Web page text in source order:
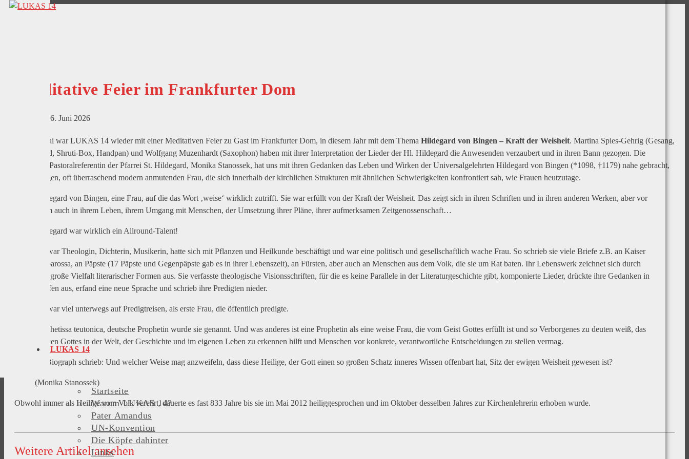
LUKAS 14
Startseite
Warum LUKAS 14?
Pater Amandus
UN-Konvention
Die Köpfe dahinter
Links
Meditative Feier im Frankfurter Dom
6. Juni 2026
Am 21. Mai war LUKAS 14 wieder mit einer Meditativen Feier zu Gast im Frankfurter Dom, in diesem Jahr mit dem Thema Hildegard von Bingen – Kraft der Weisheit. Martina Spies-Gehrig (Gesang,
Monochord, Shruti-Box, Handpan) und Wolfgang Muzenhardt (Saxophon) haben mit ihrer Interpretation der Lieder der Hl. Hildegard die Anwesenden verzaubert und in ihren Bann gezogen. Die
ehemalige Pastoralreferentin der Pfarrei St. Hildegard, Monika Stanossek, hat uns mit ihren Gedanken das Leben und Wirken der Universalgelehrten Hildegard von Bingen (*1098, †1179) nahe gebracht,
einer mutigen, oft überraschend modern anmutenden Frau, die sich innerhalb der kirchlichen Strukturen mit ähnlichen Schwierigkeiten konfrontiert sah, wie Frauen heutzutage.
Hildegard von Bingen, eine Frau, auf die das Wort ‚weise‘ wirklich zutrifft. Sie war erfüllt von der Kraft der Weisheit. Das zeigt sich in ihren Schriften und in ihren anderen Werken, aber vor
allem auch in ihrem Leben, ihrem Umgang mit Menschen, der Umsetzung ihrer Pläne, ihrer aufmerksamen Zeitgenossenschaft…
Hildegard war wirklich ein Allround-Talent!
Sie war Theologin, Dichterin, Musikerin, hatte sich mit Pflanzen und Heilkunde beschäftigt und war eine politisch und gesellschaftlich wache Frau. So schrieb sie viele Briefe z.B. an Kaiser
Barbarossa, an Päpste (17 Päpste und Gegenpäpste gab es in ihrer Lebenszeit), an Fürsten, aber auch an Menschen aus dem Volk, die sie um Rat baten. Ihr Lebenswerk zeichnet sich durch
eine große Vielfalt literarischer Formen aus. Sie verfasste theologische Visionsschriften, für die es keine Parallele in der Literaturgeschichte gibt, komponierte Lieder, drückte ihre Gedanken in
Briefen aus, erfand eine neue Sprache und schrieb ihre Predigten nieder.
Sie war viel unterwegs auf Predigtreisen, als erste Frau, die öffentlich predigte.
Prophetissa teutonica, deutsche Prophetin wurde sie genannt. Und was anderes ist eine Prophetin als eine weise Frau, die vom Geist Gottes erfüllt ist und so Verborgenes zu deuten weiß, das
Wirken Gottes in der Welt, der Geschichte und im eigenen Leben zu erkennen hilft und Menschen vor konkrete, verantwortliche Entscheidungen zu stellen vermag.
Ihr Biograph schrieb: Und welcher Weise mag anzweifeln, dass diese Heilige, der Gott einen so großen Schatz inneres Wissen offenbart hat, Sitz der ewigen Weisheit gewesen ist?
(Monika Stanossek)
Obwohl immer als Heilige vom Volk verehrt, dauerte es fast 833 Jahre bis sie im Mai 2012 heiliggesprochen und im Oktober desselben Jahres zur Kirchenlehrerin erhoben wurde.
Weitere Artikel ansehen